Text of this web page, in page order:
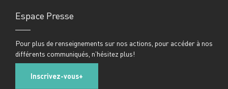
Espace Presse
Pour plus de renseignements sur nos actions, pour accéder à nos
différents communiqués, n’hésitez plus!
Inscrivez-vous